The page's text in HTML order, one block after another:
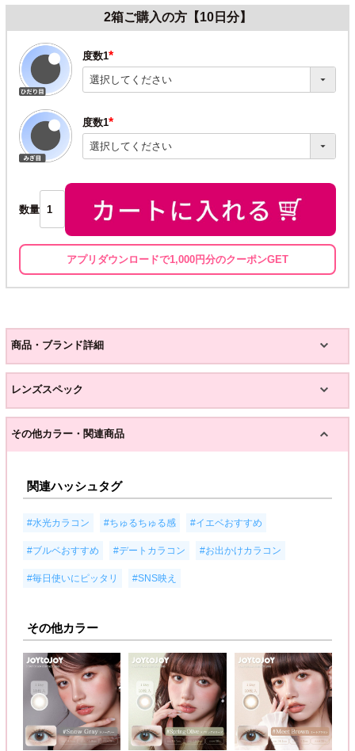
2箱ご購入の方【10日分】
度数1
(必
須)
度数1
(必
須)
数量
アプリダウンロードで1,000円分のクーポンGET
商品・ブランド詳細
レンズスペック
その他カラー・関連商品
関連ハッシュタグ
#水光カラコン #ちゅるちゅる感 #イエベおすすめ
#ブルベおすすめ #デートカラコン #お出かけカラコン
#毎日使いにピッタリ #SNS映え
その他カラー